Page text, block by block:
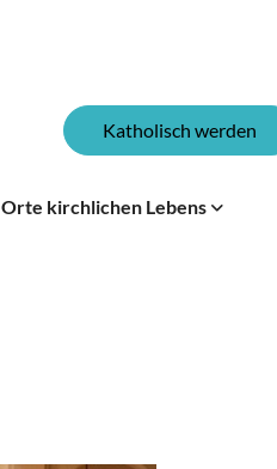
Katholisch werden
Orte kirchlichen Lebens